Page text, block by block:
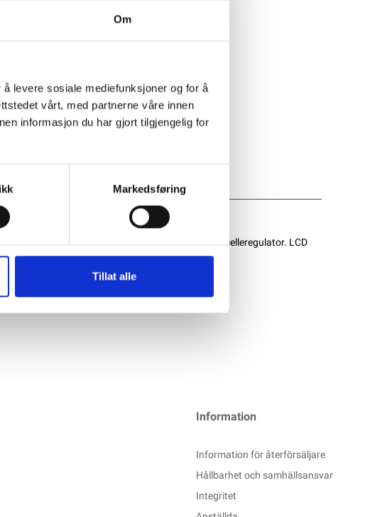
Om
levere sosiale mediefunksjoner og for å
vårt, med partnerne våre innen
informasjon du har gjort tilgjengelig for
Markedsføring
Tillat alle
Gir opp til 30% bedre lading enn en standard solcelleregulator. LCD
Information
Information för återförsäljare
Hållbarhet och samhällsansvar
Integritet